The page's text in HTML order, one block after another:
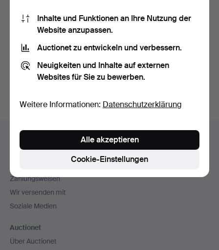
158 USD 106 USD
Sie können auch inBeendete Auktionen aus unserem
suchen.
Fußzeilen-
Kontakt mit dem Support aufnehmen
Zahlungsweisen
Wir versenden mit
Soziale Medien
Auctionet
Über Auctionet
Inhalte und Funktionen an Ihre Nutzung der
Website anzupassen.
Auctionet zu entwickeln und verbessern.
Neuigkeiten und Inhalte auf externen
Websites für Sie zu bewerben.
Weitere Informationen: Datenschutzerklärung
Cookie-Einstellungen
Alle akzeptieren